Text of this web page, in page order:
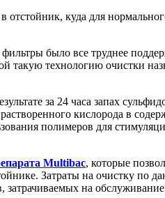
куда для
было все труднее
такую технологию очистки
за 24 часа запах
кислорода в
полимеров для
Multibac, которые
Затраты на очистку по
на